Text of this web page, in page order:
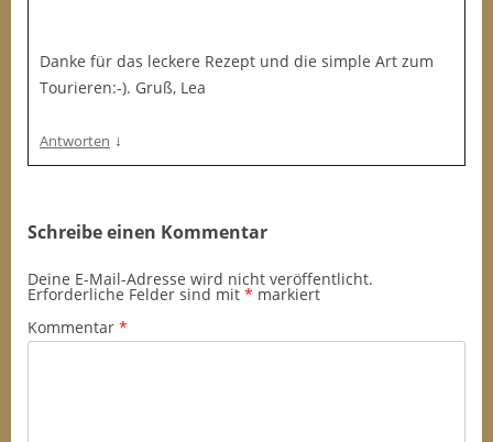
Danke für das leckere Rezept und die simple Art zum
Tourieren:-). Gruß, Lea
Antworten ↓
Schreibe einen Kommentar
Deine E-Mail-Adresse wird nicht veröffentlicht.
Erforderliche Felder sind mit * markiert
Kommentar *